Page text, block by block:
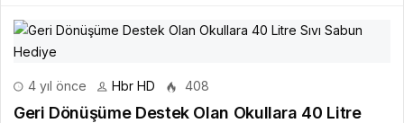
4 yıl önce Hbr HD 408
Geri Dönüşüme Destek Olan Okullara 40 Litre